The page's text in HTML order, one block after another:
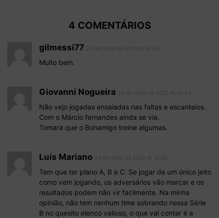
4 COMENTÁRIOS
gilmessi77
Muito bem.
Giovanni Nogueira
Não vejo jogadas ensaiadas nas faltas e escanteios.
Com o Márcio fernandes ainda se via.
Tomara que o Bonamigo treine algumas.
Luís Mariano
Tem que ter plano A, B e C. Se jogar de um único jeito
como vem jogando, os adversários vão marcar e os
resultados podem não vir facilmente. Na minha
opinião, não tem nenhum time sobrando nessa Série
B no quesito elenco valioso, o que vai contar é a